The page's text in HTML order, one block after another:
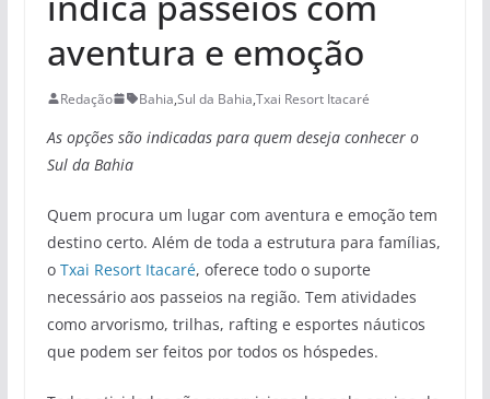
aventura e emoção
Redação Bahia,Sul da Bahia,Txai Resort Itacaré
As opções são indicadas para quem deseja conhecer o
Sul da Bahia
Quem procura um lugar com aventura e emoção tem
destino certo. Além de toda a estrutura para famílias,
o Txai Resort Itacaré, oferece todo o suporte
necessário aos passeios na região. Tem atividades
como arvorismo, trilhas, rafting e esportes náuticos
que podem ser feitos por todos os hóspedes.